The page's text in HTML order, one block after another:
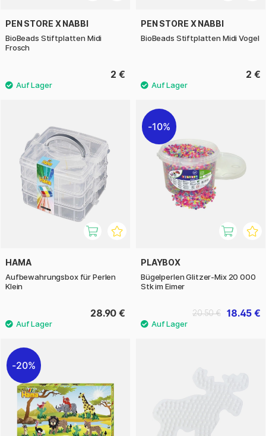
PEN STORE X NABBI
BioBeads Stiftplatten Midi
Frosch
2 €
PEN STORE X NABBI
BioBeads Stiftplatten Midi Vogel
2 €
HAMA
Aufbewahrungsbox für Perlen
Klein
28.90 €
10%
PLAYBOX
Bügelperlen Glitzer-Mix 20 000
Stk im Eimer
18.45 €
20.50 €
20%